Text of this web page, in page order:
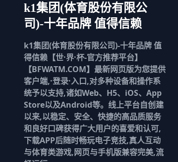
k1集团(体育股份有限公
司)-十年品牌 值得信赖
k1集团(体育股份有限公司)-十年品牌 值
得信赖【世·界·杯-官方推荐平台】
【BFWATM.COM】最新网页版为您提供
客户端,·登录·入口,对多种设备和操作系
统予以支持,诸如Web、H5、iOS、App
Store以及Android等。线上平台自创建
以来,以稳定、安全、快捷的高品质服务
和良好口碑获得广大用户的喜爱和认可,
下载APP后随时畅玩电子竞技,真人互动
与体育类游戏,网页与手机版兼容完美,流